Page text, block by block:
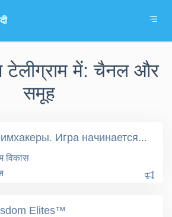
टेलीग्राम में: चैनल और
समूह
Игра начинается...
विकास
Elites™